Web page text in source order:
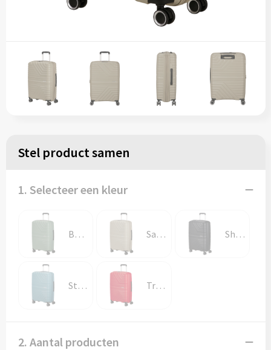
Stel product samen
1. Selecteer een kleur
Botanic Green Sandstone Shadow Black
Storm Blue True Red
2. Aantal producten